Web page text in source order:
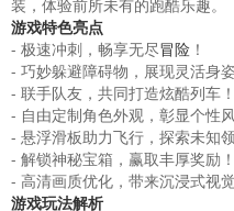
装，体验前所未有的跑酷乐趣。
游戏特色亮点
- 极速冲刺，畅享无尽冒险 ！
- 巧妙躲避障碍物，展现灵活身姿
- 联手队友，共同打造炫酷列车！
- 自由定制角色外观，彰显个性
- 悬浮滑板助力飞行，探索未知
- 解锁神秘宝箱，赢取丰厚奖励！
- 高清画质优化，带来沉浸式视
游戏玩法解析